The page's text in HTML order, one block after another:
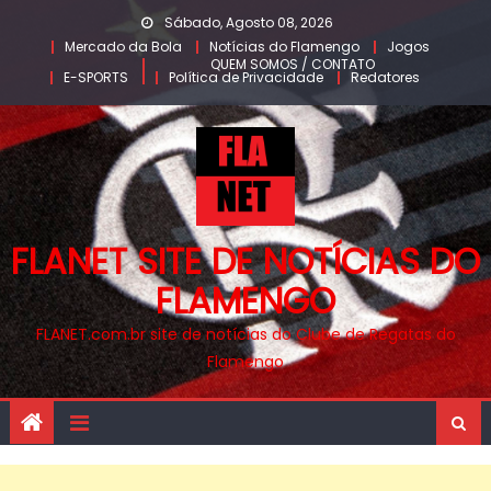
content
Sábado, Agosto 08, 2026
Mercado da Bola
Notícias do Flamengo
Jogos
E-SPORTS
QUEM SOMOS / CONTATO
Política de Privacidade Redatores
FLANET SITE DE NOTÍCIAS DO
FLAMENGO
FLANET.com.br site de notícias do Clube de Regatas do
Flamengo